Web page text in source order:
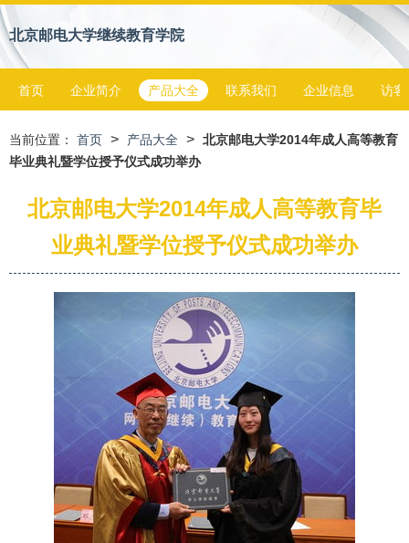
北京邮电大学继续教育学院
首页 企业简介 产品大全 联系我们 企业信息 访客
当前位置： 首页 > 产品大全 > 北京邮电大学2014年成人高等教育
毕业典礼暨学位授予仪式成功举办
北京邮电大学2014年成人高等教育毕
业典礼暨学位授予仪式成功举办